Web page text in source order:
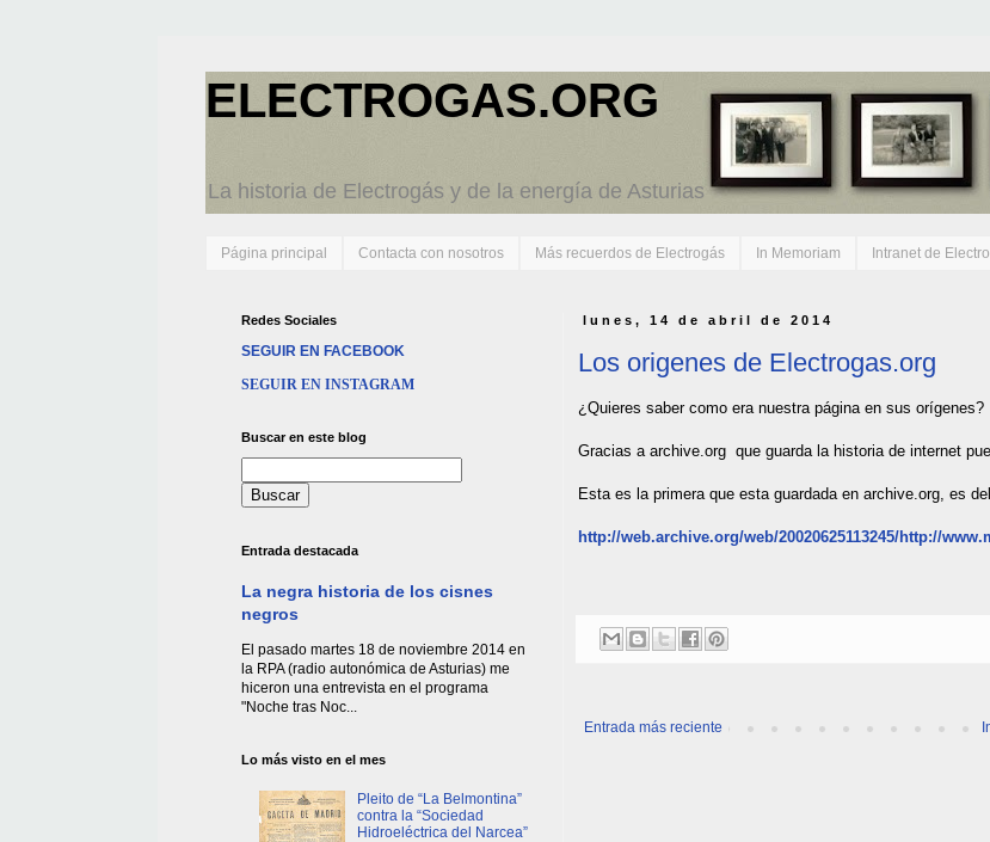
ELECTROGAS.ORG
La historia de Electrogás y de la energía de Asturias
Página principal Contacta con nosotros Más recuerdos de Electrogás In Memoriam Intranet de
lunes, 14 de abril de 2014
Los origenes de Electrogas.org
¿Quieres saber como era nuestra página en sus orígenes?
Gracias a archive.org que guarda la historia de internet
Esta es la primera que esta guardada en archive.org, es
http://web.archive.org/web/20020625113245/http://
Entrada más reciente
Redes Sociales
SEGUIR EN FACEBOOK
SEGUIR EN INSTAGRAM
Buscar en este blog
Entrada destacada
La negra historia de los cisnes
negros
El pasado martes 18 de noviembre 2014 en
la RPA (radio autonómica de Asturias) me
hiceron una entrevista en el programa
"Noche tras Noc...
Lo más visto en el mes
Pleito de “La Belmontina”
contra la “Sociedad
Hidroeléctrica del Narcea”